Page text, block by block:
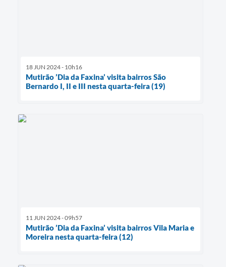
18 JUN 2024 - 10h16
Mutirão ’Dia da Faxina’ visita bairros São
Bernardo I, II e III nesta quarta-feira (19)
11 JUN 2024 - 09h57
Mutirão ’Dia da Faxina’ visita bairros Vila Maria e
Moreira nesta quarta-feira (12)